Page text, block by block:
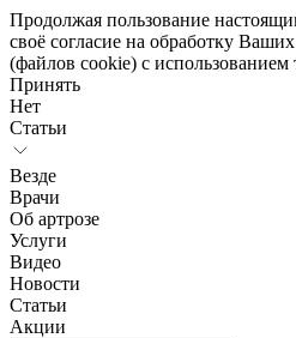
Продолжая пользование
своё согласие на обработку Ваших
(файлов cookie) с использованием
Принять
Нет
Статьи
Везде
Врачи
Об артрозе
Услуги
Видео
Новости
Статьи
Акции